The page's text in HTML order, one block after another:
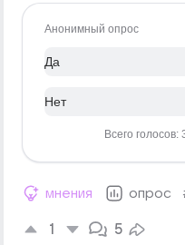
Анонимный опрос
Да
Нет
Всего голосов:
мнения опрос
1 5